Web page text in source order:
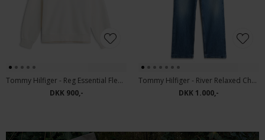
Tommy Hilfiger - Reg Essential Fleece | sweatshirt Ivory Petal
DKK 900,-
Tommy Hilfiger - River Relaxed Charlie | Jeans charlie Blue
DKK 1.000,-